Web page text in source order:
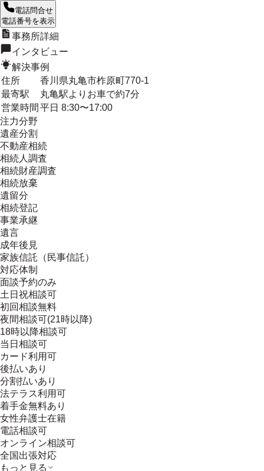
電話問合せ
電話番号を表示
事務所詳細
インタビュー
解決事例
住所
香川県丸亀市柞原町770-1
最寄駅
丸亀駅よりお車で約7分
営業時間 平日 8:30〜17:00
注力分野
遺産分割
不動産相続
相続人調査
相続財産調査
相続放棄
遺留分
相続登記
事業承継
遺言
成年後見
家族信託（民事信託）
対応体制
面談予約のみ
土日祝相談可
初回相談無料
夜間相談可(21時以降)
18時以降相談可
当日相談可
カード利用可
後払いあり
分割払いあり
法テラス利用可
着手金無料あり
女性弁護士在籍
電話相談可
オンライン相談可
全国出張対応
もっと見る